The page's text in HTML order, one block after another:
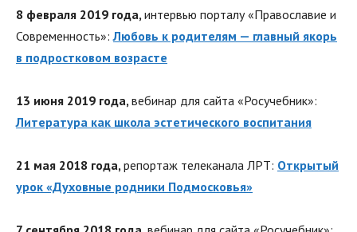
8 февраля 2019 года, интервью порталу «Православие и
Современность»:Любовь к родителям — главный якорь
в подростковом возрасте
13 июня 2019 года, вебинар для сайта «Росучебник»:
Литература как школа эстетического воспитания
21 мая 2018 года, репортаж телеканала ЛРТ: Открытый
урок «Духовные родники Подмосковья»